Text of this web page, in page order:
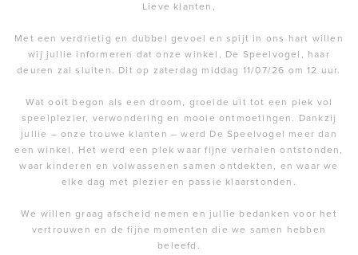
Lieve klanten,
Met een verdrietig en dubbel gevoel en spijt in ons hart willen
wij jullie informeren dat onze winkel, De Speelvogel, haar
deuren zal sluiten. Dit op zaterdag middag 11/07/26 om 12 uur.
Wat ooit begon als een droom, groeide uit tot een plek vol
speelplezier, verwondering en mooie ontmoetingen. Dankzij
jullie – onze trouwe klanten – werd De Speelvogel meer dan
een winkel. Het werd een plek waar fijne verhalen ontstonden,
waar kinderen en volwassenen samen ontdekten, en waar we
elke dag met plezier en passie klaarstonden.
We willen graag afscheid nemen en jullie bedanken voor het
vertrouwen en de fijne momenten die we samen hebben
beleefd.